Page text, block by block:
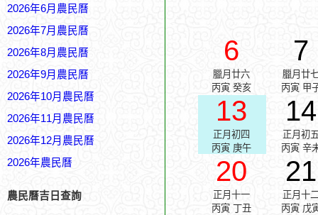
2026年6月農民曆
2026年7月農民曆
2026年8月農民曆
2026年9月農民曆
2026年10月農民曆
2026年11月農民曆
2026年12月農民曆
2026年農民曆
農民曆吉日查詢
6
臘月廿六
丙寅 癸亥
7
臘月廿
丙寅 甲
13
正月初四
丙寅 庚午
14
正月初
丙寅 辛
20
正月十一
丙寅 丁丑
21
正月十
丙寅 戊